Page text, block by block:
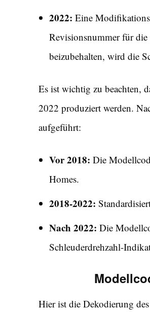
2022: Eine
Revisionsnummer für die
beizubehalten, wird die
Es ist wichtig zu beachten,
2022 produziert werden.
aufgeführt:
Vor 2018: Die
Homes.
2018-2022:
Nach 2022: Die
Schleuderdrehzahl-
Hier ist die Dekodierung